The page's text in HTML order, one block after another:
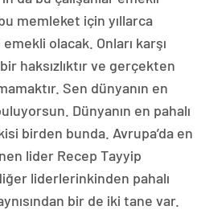
memleket için yıllarca
olacak. Onları karşı
haksızlıktır ve gerçekten
Sen dünyanın en
Dünyanın en pahalı
birden bunda. Avrupa’da en
lider Recep Tayyip
liderlerinkinden pahalı
bir de iki tane var.